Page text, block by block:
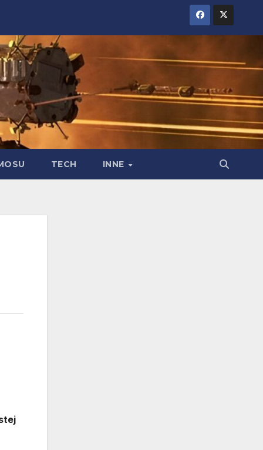
TECH INNE